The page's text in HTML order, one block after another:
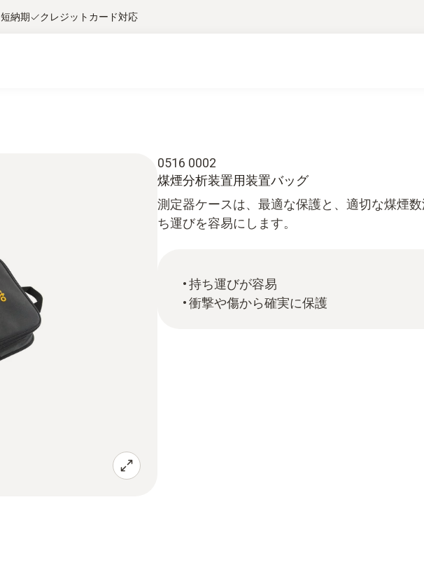
短納期 クレジットカード対応
0516 0002
煤煙分析装置用装置バッグ
測定器ケースは、最適な保護と、適切な煤煙
ち運びを容易にします。
持ち運びが容易
衝撃や傷から確実に保護